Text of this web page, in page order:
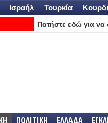
Ισραήλ Τουρκία
Πατήστε εδώ για να
ΠΟΛΙΤΙΚΗ ΕΛΛΑΔΑ